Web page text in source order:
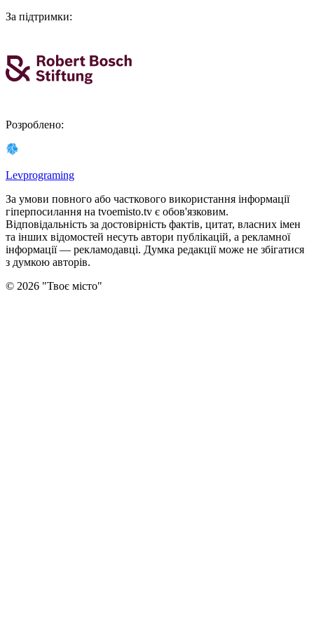
За підтримки:
Розроблено:
Levprograming
За умови повного або часткового використання iнформацiї
гіперпосилання на tvoemisto.tv є обов'язковим.
Відповідальність за достовірність фактів, цитат, власних імен
та інших відомостей несуть автори публікацій, а рекламної
інформації — рекламодавці. Думка редакцiї може не збiгатися
з думкою авторiв.
© 2026 "Твоє місто"